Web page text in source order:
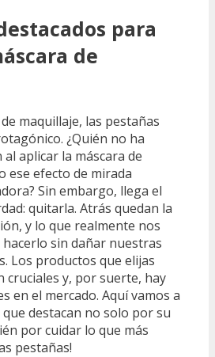
para
de
maquillaje, las pestañas
¿Quién no ha
aplicar la máscara de
ese efecto de mirada
Sin embargo, llega el
quitarla. Atrás quedan la
y lo que realmente nos
sin dañar nuestras
Los productos que elijas
cruciales y, por suerte, hay
en el mercado. Aquí vamos a
destacan no solo por su
por cuidar lo que más
pestañas!